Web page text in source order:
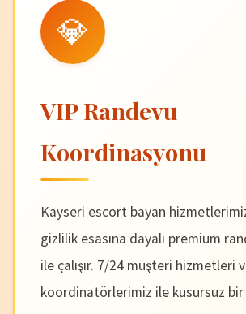
💎
VIP Randevu
Koordinasyonu
Kayseri escort bayan
gizlilik esasına dayalı premium
ile çalışır. 7/24 müşteri hizmetleri
koordinatörlerimiz ile kusursuz